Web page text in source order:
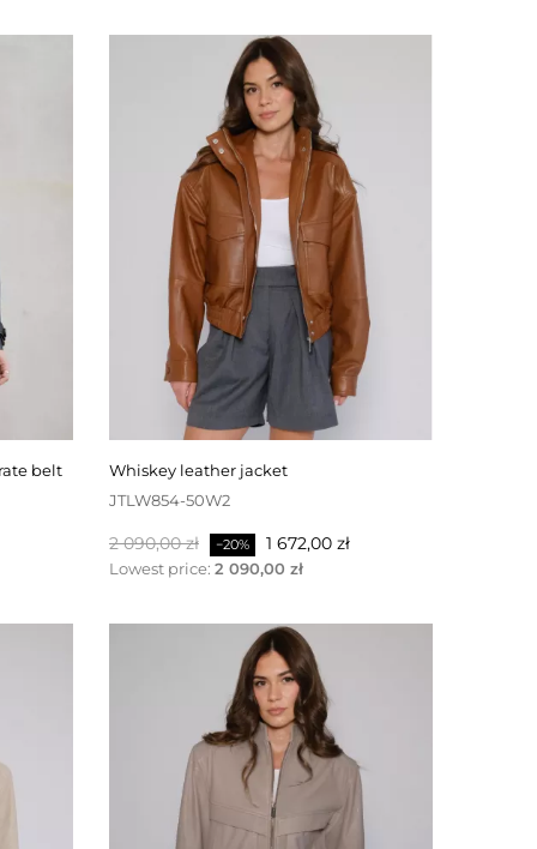
belt
whiskey leather jacket
JTLW854-50W2
Baspris
2 090,00 zł −20% Pris
1 672,00 zł
Lowest price: 2 090,00 zł